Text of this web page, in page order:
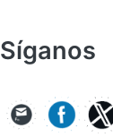
Síganos